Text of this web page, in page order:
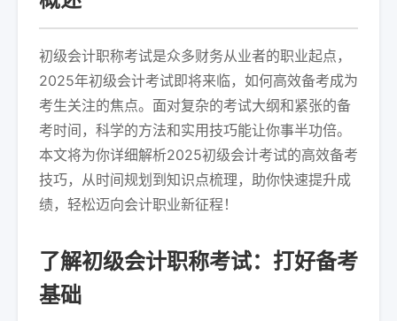
初级会计职称考试是众多财务从业者的职业起点，
2025年初级会计考试即将来临，如何高效备考成为
考生关注的焦点。面对复杂的考试大纲和紧张的备
考时间，科学的方法和实用技巧能让你事半功倍。
本文将为你详细解析2025初级会计考试的高效备考
技巧，从时间规划到知识点梳理，助你快速提升成
绩，轻松迈向会计职业新征程！
了解初级会计职称考试：打好备考
基础